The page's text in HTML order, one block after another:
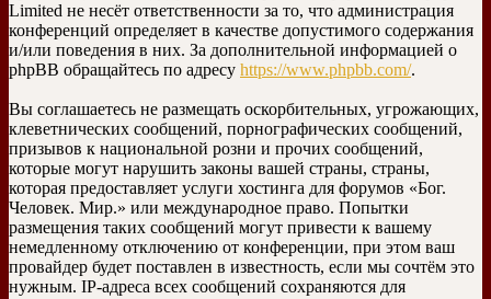
Limited не несёт ответственности за то, что администрация
конференций определяет в качестве допустимого содержания
и/или поведения в них. За дополнительной информацией о
phpBB обращайтесь по адресу https://www.phpbb.com/.
Вы соглашаетесь не размещать оскорбительных, угрожающих,
клеветнических сообщений, порнографических сообщений,
призывов к национальной розни и прочих сообщений,
которые могут нарушить законы вашей страны, страны,
которая предоставляет услуги хостинга для форумов «Бог.
Человек. Мир.» или международное право. Попытки
размещения таких сообщений могут привести к вашему
немедленному отключению от конференции, при этом ваш
провайдер будет поставлен в известность, если мы сочтём это
нужным. IP-адреса всех сообщений сохраняются для